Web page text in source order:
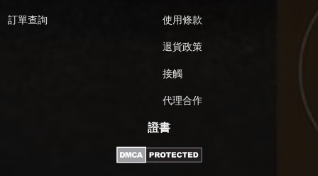
訂單查詢 使用條款
退貨政策
接觸
代理合作
證書